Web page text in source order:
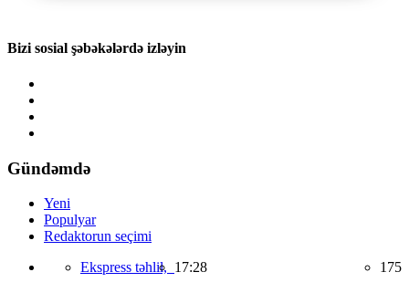
Bizi sosial şəbəkələrdə izləyin
Gündəmdə
Yeni
Populyar
Redaktorun seçimi
Ekspress təhlil, 17:28 175